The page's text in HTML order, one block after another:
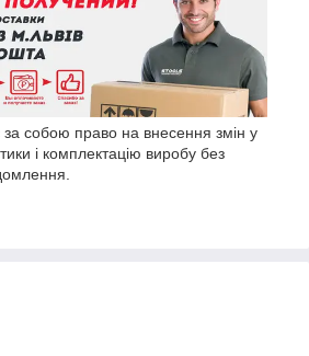
собою право на внесення змін у
і комплектацію виробу без